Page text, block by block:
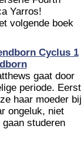
Yarros!
volgende boek
Cyclus 1
gaat door
periode. Eerst
haar moeder bij
ongeluk, niet
studeren